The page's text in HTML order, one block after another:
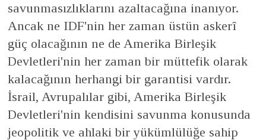
savunmasızlıklarını azaltacağına inanıyor.
Ancak ne IDF'nin her zaman üstün askerî
güç olacağının ne de Amerika Birleşik
Devletleri'nin her zaman bir müttefik olarak
kalacağının herhangi bir garantisi vardır.
İsrail, Avrupalılar gibi, Amerika Birleşik
Devletleri'nin kendisini savunma konusunda
jeopolitik ve ahlaki bir yükümlülüğe sahip